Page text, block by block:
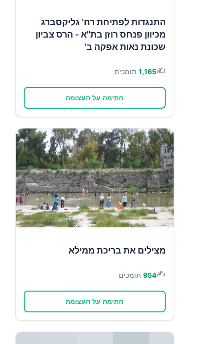
התנגדות לפתיחת רח' גליקסברג
מכיוון פנחס רוזן בת"א - הרס צביון
שכונת נאות אפקה ב'
✍️
1,165 תומכים
חתימה על העצומה
מצילים את בריכת ממילא
✍️
954 תומכים
חתימה על העצומה